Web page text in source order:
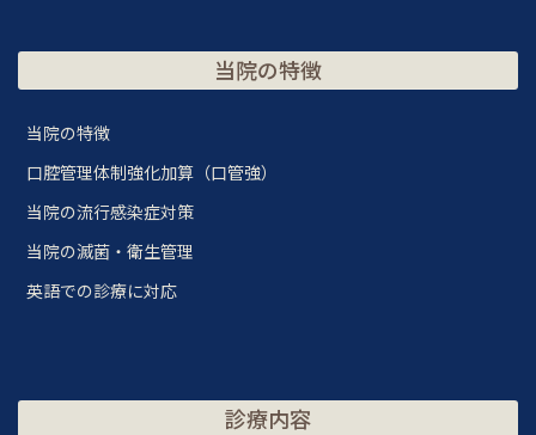
当院の特徴
当院の特徴
口腔管理体制強化加算（口管強）
当院の流行感染症対策
当院の滅菌・衛生管理
英語での診療に対応
診療内容